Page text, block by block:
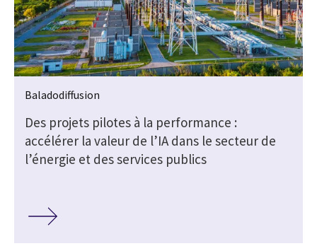
Baladodiffusion
Des projets pilotes à la performance :
accélérer la valeur de l’IA dans le secteur de
l’énergie et des services publics